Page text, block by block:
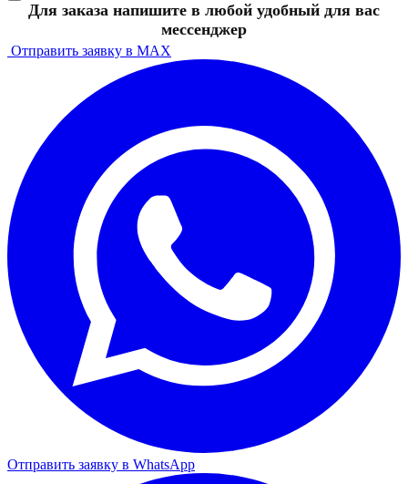
Для заказа напишите в любой удобный для вас
мессенджер
Отправить заявку в MAX
Отправить заявку в WhatsApp